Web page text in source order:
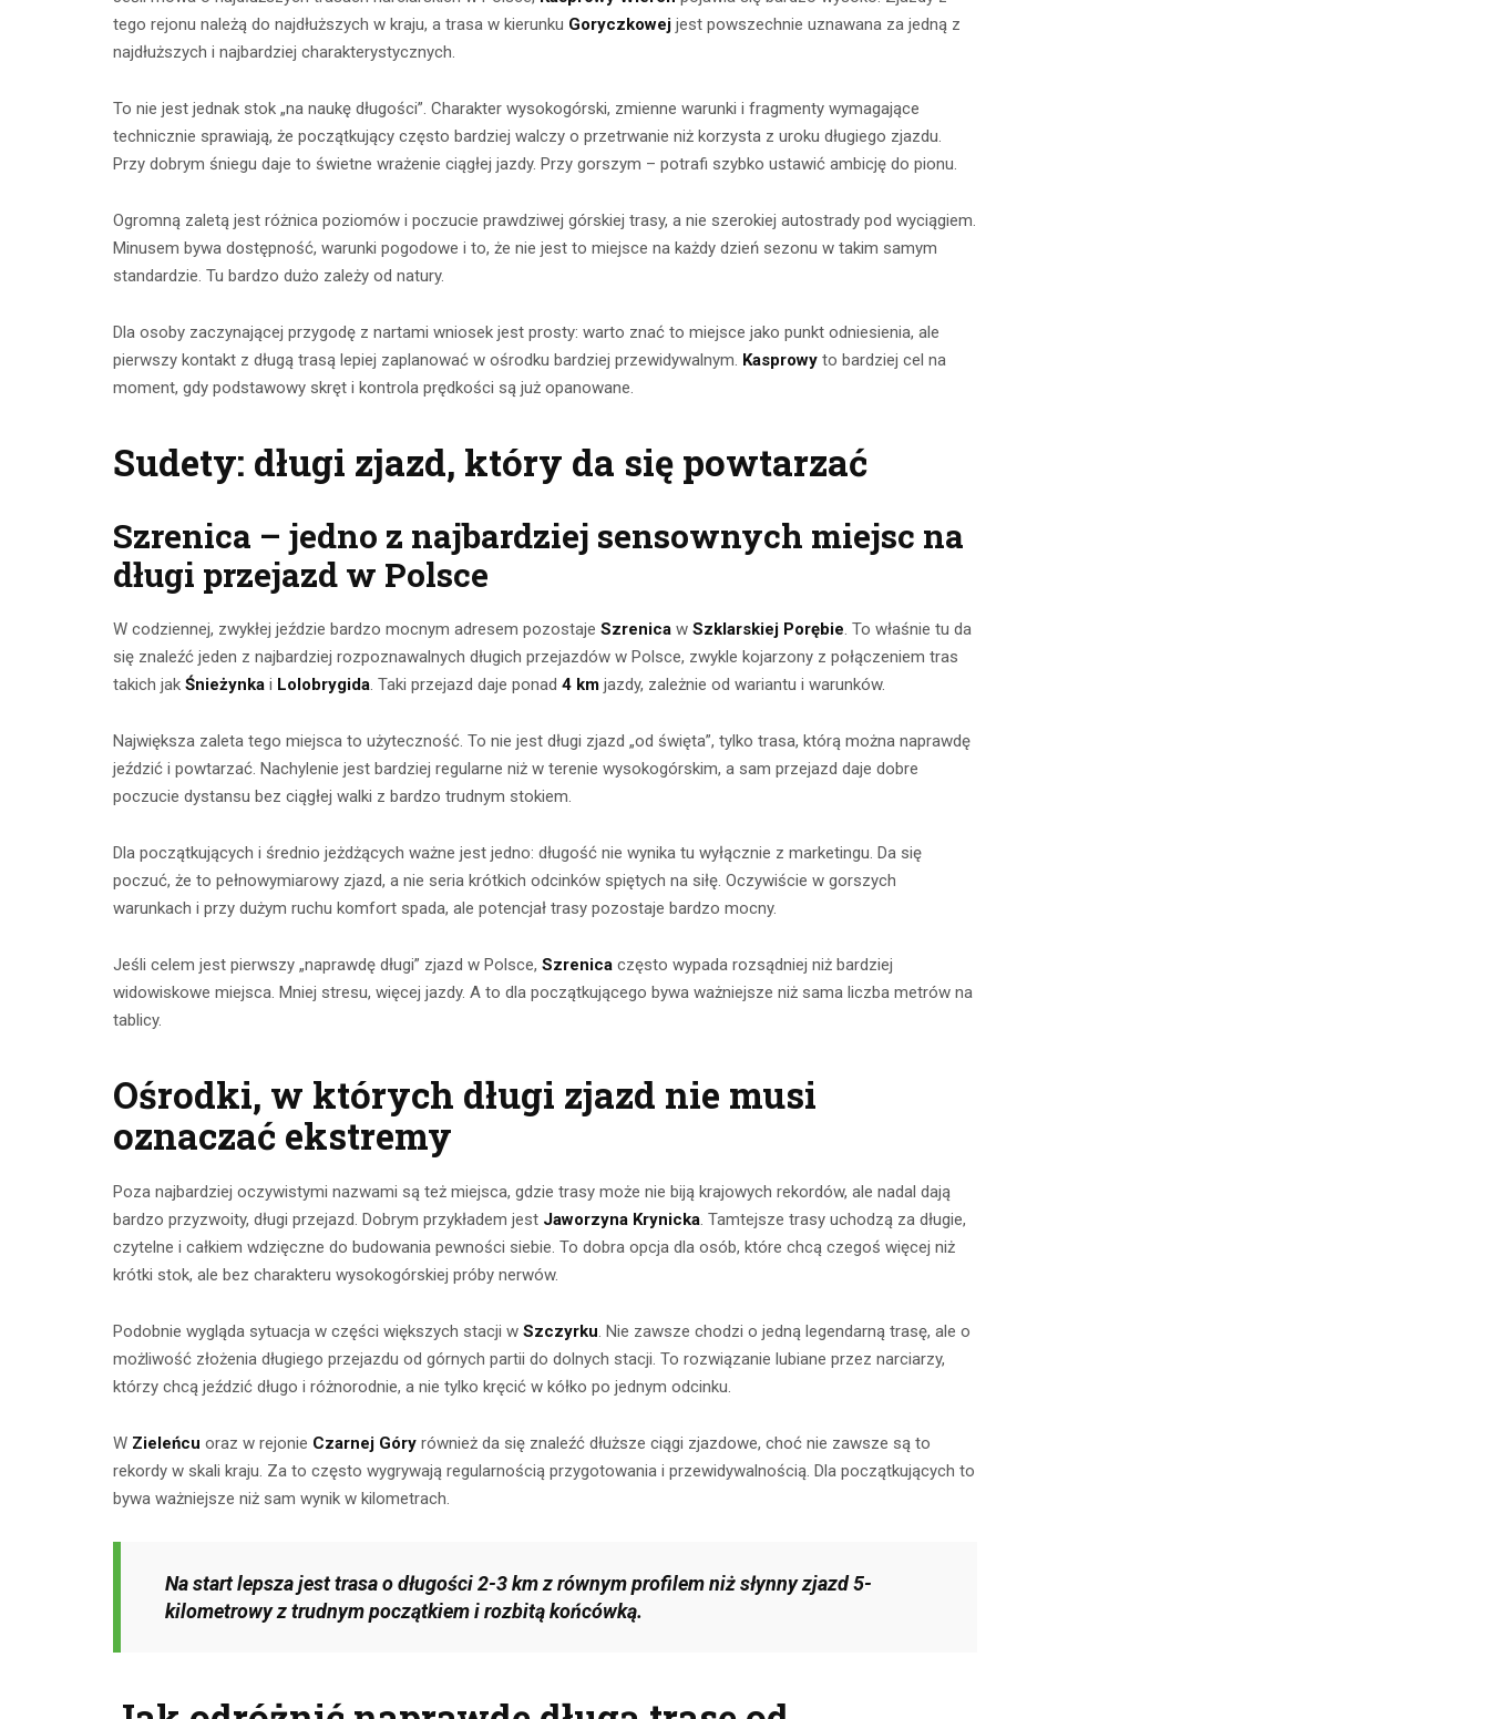
tego rejonu należą do najdłuższych w kraju, a trasa w kierunku Goryczkowej jest powszechnie uznawana za jedną z
najdłuższych i najbardziej charakterystycznych.
To nie jest jednak stok „na naukę długości”. Charakter wysokogórski, zmienne warunki i fragmenty wymagające
technicznie sprawiają, że początkujący często bardziej walczy o przetrwanie niż korzysta z uroku długiego zjazdu.
Przy dobrym śniegu daje to świetne wrażenie ciągłej jazdy. Przy gorszym – potrafi szybko ustawić ambicję do pionu.
Ogromną zaletą jest różnica poziomów i poczucie prawdziwej górskiej trasy, a nie szerokiej autostrady pod wyciągiem.
Minusem bywa dostępność, warunki pogodowe i to, że nie jest to miejsce na każdy dzień sezonu w takim samym
standardzie. Tu bardzo dużo zależy od natury.
Dla osoby zaczynającej przygodę z nartami wniosek jest prosty: warto znać to miejsce jako punkt odniesienia, ale
pierwszy kontakt z długą trasą lepiej zaplanować w ośrodku bardziej przewidywalnym. Kasprowy to bardziej cel na
moment, gdy podstawowy skręt i kontrola prędkości są już opanowane.
Sudety: długi zjazd, który da się powtarzać
Szrenica – jedno z najbardziej sensownych miejsc na
długi przejazd w Polsce
W codziennej, zwykłej jeździe bardzo mocnym adresem pozostaje Szrenica w Szklarskiej Porębie. To właśnie tu da
się znaleźć jeden z najbardziej rozpoznawalnych długich przejazdów w Polsce, zwykle kojarzony z połączeniem tras
takich jak Śnieżynka i Lolobrygida. Taki przejazd daje ponad 4 km jazdy, zależnie od wariantu i warunków.
Największa zaleta tego miejsca to użyteczność. To nie jest długi zjazd „od święta”, tylko trasa, którą można naprawdę
jeździć i powtarzać. Nachylenie jest bardziej regularne niż w terenie wysokogórskim, a sam przejazd daje dobre
poczucie dystansu bez ciągłej walki z bardzo trudnym stokiem.
Dla początkujących i średnio jeżdżących ważne jest jedno: długość nie wynika tu wyłącznie z marketingu. Da się
poczuć, że to pełnowymiarowy zjazd, a nie seria krótkich odcinków spiętych na siłę. Oczywiście w gorszych
warunkach i przy dużym ruchu komfort spada, ale potencjał trasy pozostaje bardzo mocny.
Jeśli celem jest pierwszy „naprawdę długi” zjazd w Polsce, Szrenica często wypada rozsądniej niż bardziej
widowiskowe miejsca. Mniej stresu, więcej jazdy. A to dla początkującego bywa ważniejsze niż sama liczba metrów na
tablicy.
Ośrodki, w których długi zjazd nie musi
oznaczać ekstremy
Poza najbardziej oczywistymi nazwami są też miejsca, gdzie trasy może nie biją krajowych rekordów, ale nadal dają
bardzo przyzwoity, długi przejazd. Dobrym przykładem jest Jaworzyna Krynicka. Tamtejsze trasy uchodzą za długie,
czytelne i całkiem wdzięczne do budowania pewności siebie. To dobra opcja dla osób, które chcą czegoś więcej niż
krótki stok, ale bez charakteru wysokogórskiej próby nerwów.
Podobnie wygląda sytuacja w części większych stacji w Szczyrku. Nie zawsze chodzi o jedną legendarną trasę, ale o
możliwość złożenia długiego przejazdu od górnych partii do dolnych stacji. To rozwiązanie lubiane przez narciarzy,
którzy chcą jeździć długo i różnorodnie, a nie tylko kręcić w kółko po jednym odcinku.
W Zieleńcu oraz w rejonie Czarnej Góry również da się znaleźć dłuższe ciągi zjazdowe, choć nie zawsze są to
rekordy w skali kraju. Za to często wygrywają regularnością przygotowania i przewidywalnością. Dla początkujących to
bywa ważniejsze niż sam wynik w kilometrach.
Na start lepsza jest trasa o długości 2-3 km z równym profilem niż słynny zjazd 5-
kilometrowy z trudnym początkiem i rozbitą końcówką.